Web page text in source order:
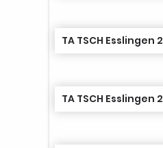
TA TSCH Esslingen 2
TA TSCH Esslingen 2